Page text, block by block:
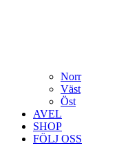
Norr
Väst
Öst
AVEL
SHOP
FÖLJ OSS